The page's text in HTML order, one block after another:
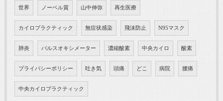
世界 ノーベル賞 山中伸弥 再生医療
カイロプラクティック 無症状感染 飛沫防止 N95マスク
肺炎 パルスオキシメーター 濃縮酸素 中央カイロ 酸素
プライバシーポリシー 吐き気 頭痛 どこ 病院 腰痛
中央カイロプラクティック